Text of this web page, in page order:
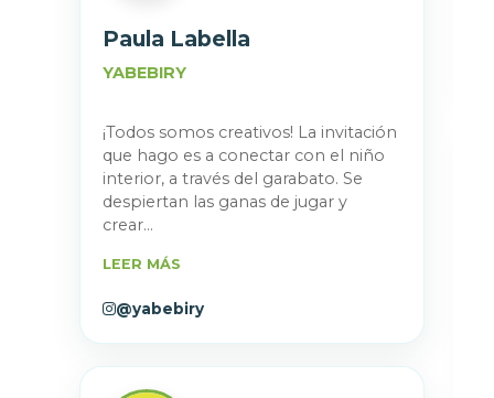
Paula Labella
YABEBIRY
¡Todos somos creativos! La invitación
que hago es a conectar con el niño
interior, a través del garabato. Se
despiertan las ganas de jugar y
crear...
LEER MÁS
@yabebiry